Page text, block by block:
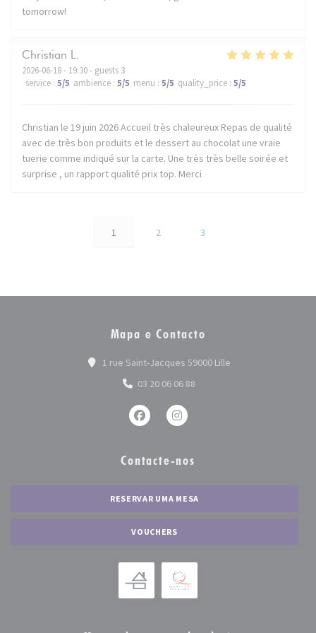
tomorrow!
Christian L
2026-06-18- 19:30 - guests 3
service : 5/5 ambience : 5/5 menu : 5/5 quality_price : 5/5
Christian le 19 juin 2026 Accueil très chaleureux Repas de qualité
avec de très bon produits et le dessert au chocolat une vraie
tuerie comme indiqué sur la carte. Une très très belle soirée et
surprise , un rapport qualité prix top. Merci
1 2 3
Mapa e Contacto
1 rue Saint-Jacques 59000 Lille((abre numa nova
03 20 06 06 88
Facebook ((abre numa nova janela))
Instagram ((abre numa
Contacte-nos
RESERVAR UMA MESA
VOUCHERS